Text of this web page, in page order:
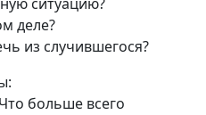
деле?
из случившегося?
больше всего